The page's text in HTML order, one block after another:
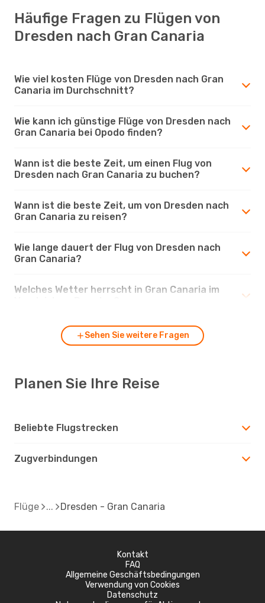
Häufige Fragen zu Flügen von
Dresden nach Gran Canaria
Wie viel kosten Flüge von Dresden nach Gran
Canaria im Durchschnitt?
Wie kann ich günstige Flüge von Dresden nach
Gran Canaria bei Opodo finden?
Wann ist die beste Zeit, um einen Flug von
Dresden nach Gran Canaria zu buchen?
Wann ist die beste Zeit, um von Dresden nach
Gran Canaria zu reisen?
Wie lange dauert der Flug von Dresden nach
Gran Canaria?
Welches Wetter herrscht in Gran Canaria im
Sehen Sie weitere Fragen
Planen Sie Ihre Reise
Beliebte Flugstrecken
Zugverbindungen
Flüge Dresden - Gran Canaria
Kontakt
FAQ
Allgemeine Geschäftsbedingungen
Verwendung von Cookies
Datenschutz